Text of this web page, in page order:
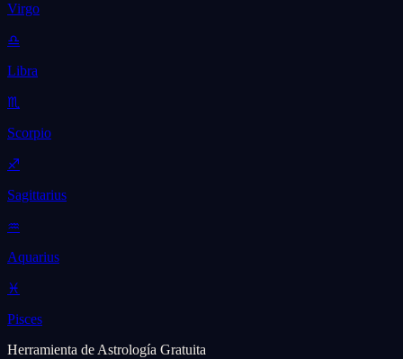
Virgo
♎
Libra
♏
Scorpio
♐
Sagittarius
♒
Aquarius
♓
Pisces
Herramienta de Astrología Gratuita